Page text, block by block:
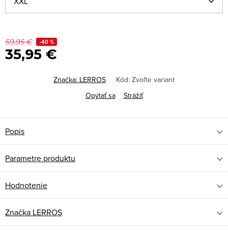
59,95 € -40 %
35,95 €
Značka: LERROS Kód: Zvoľte variant
Opýtať sa
Strážiť
Popis
Parametre produktu
Hodnotenie
Značka LERROS